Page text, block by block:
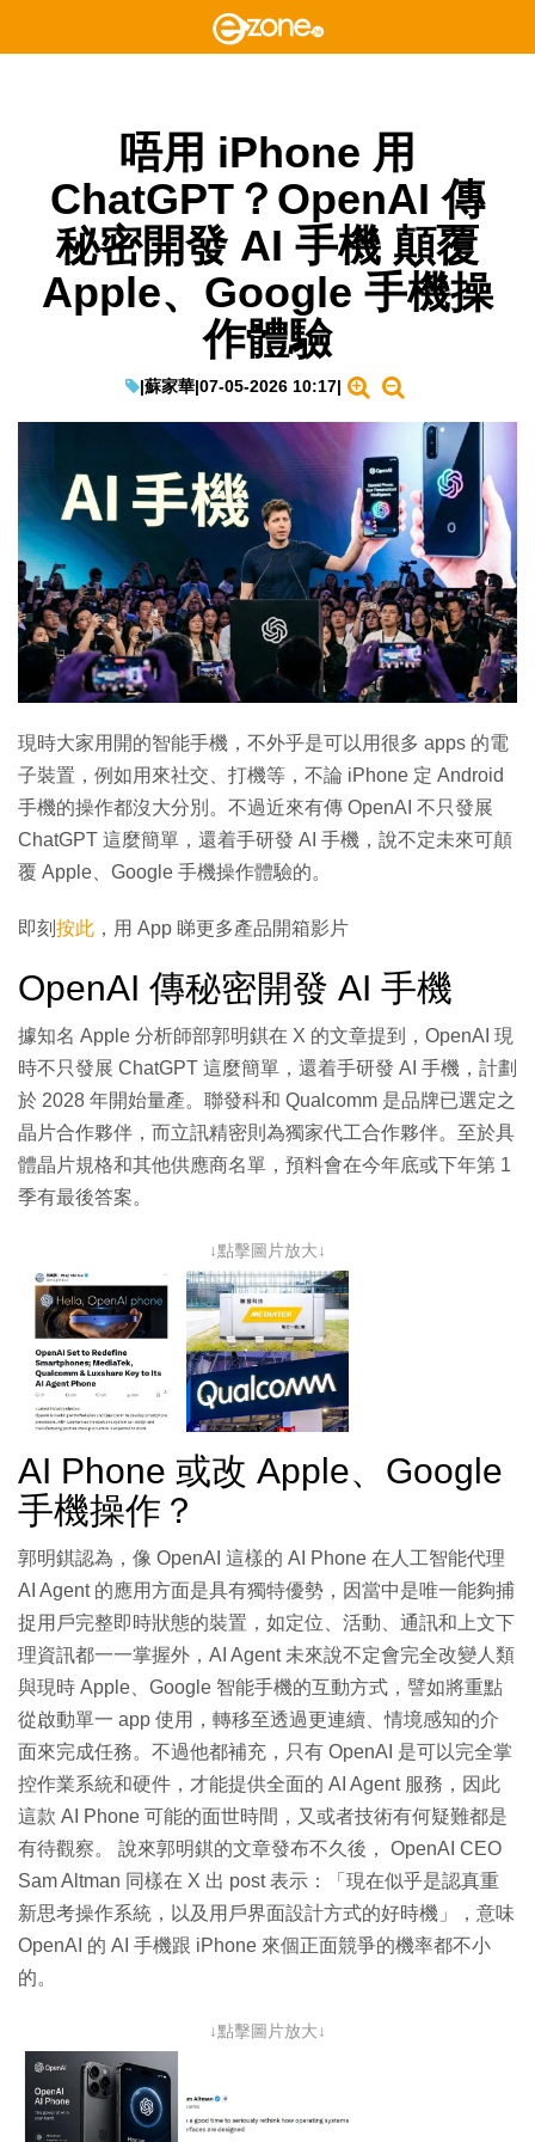
唔用 iPhone 用
ChatGPT？OpenAI 傳
秘密開發 AI 手機 顛覆
Apple、Google 手機操
作體驗
|蘇家華|07-05-2026 10:17|
現時大家用開的智能手機，不外乎是可以用很多 apps 的電
子裝置，例如用來社交、打機等，不論 iPhone 定 Android
手機的操作都沒大分別。不過近來有傳 OpenAI 不只發展
ChatGPT 這麼簡單，還着手研發 AI 手機，說不定未來可顛
覆 Apple、Google 手機操作體驗的。
即刻 按此 ，用 App 睇更多產品開箱影片
OpenAI 傳秘密開發 AI 手機
據知名 Apple 分析師部郭明錤在 X 的文章提到，OpenAI 現
時不只發展 ChatGPT 這麼簡單，還着手研發 AI 手機，計劃
於 2028 年開始量產。聯發科和 Qualcomm 是品牌已選定之
晶片合作夥伴，而立訊精密則為獨家代工合作夥伴。至於具
體晶片規格和其他供應商名單，預料會在今年底或下年第 1
季有最後答案。
↓點擊圖片放大↓
AI Phone 或改 Apple、Google
手機操作？
郭明錤認為，像 OpenAI 這樣的 AI Phone 在人工智能代理
AI Agent 的應用方面是具有獨特優勢，因當中是唯一能夠捕
捉用戶完整即時狀態的裝置，如定位、活動、通訊和上文下
理資訊都一一掌握外，AI Agent 未來說不定會完全改變人類
與現時 Apple、Google 智能手機的互動方式，譬如將重點
從啟動單一 app 使用，轉移至透過更連續、情境感知的介
面來完成任務。不過他都補充，只有 OpenAI 是可以完全掌
控作業系統和硬件，才能提供全面的 AI Agent 服務，因此
這款 AI Phone 可能的面世時間，又或者技術有何疑難都是
有待觀察。 說來郭明錤的文章發布不久後， OpenAI CEO
Sam Altman 同樣在 X 出 post 表示：「現在似乎是認真重
新思考操作系統，以及用戶界面設計方式的好時機」，意味
OpenAI 的 AI 手機跟 iPhone 來個正面競爭的機率都不小
的。
↓點擊圖片放大↓